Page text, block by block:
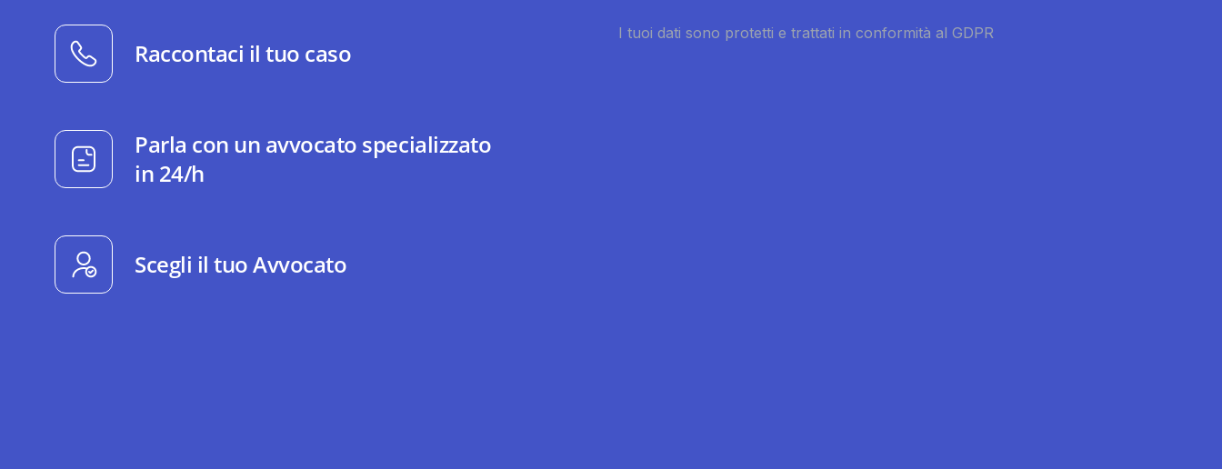
Raccontaci il tuo caso
Parla con un avvocato specializzato
in 24/h
Scegli il tuo Avvocato